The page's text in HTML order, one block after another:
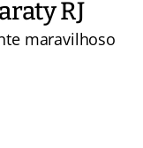
RJ
maravilhoso